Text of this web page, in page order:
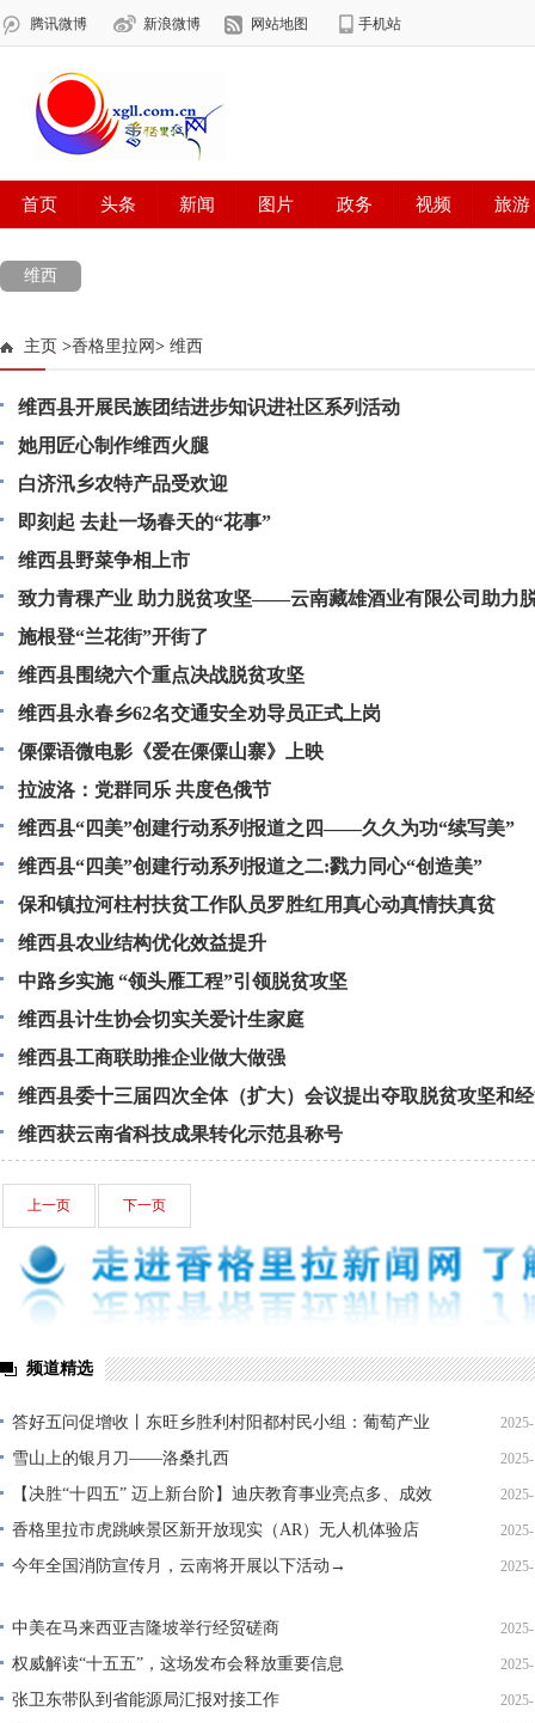
维西
主页 >香格里拉网 > 维西
维西县开展民族团结进步知识进社区系列活动
她用匠心制作维西火腿
白济汛乡农特产品受欢迎
即刻起 去赴一场春天的“花事”
维西县野菜争相上市
致力青稞产业 助力脱贫攻坚——云南藏雄酒业有限公司助力
作纪实
施根登“兰花街”开街了
维西县围绕六个重点决战脱贫攻坚
维西县永春乡62名交通安全劝导员正式上岗
傈僳语微电影《爱在傈僳山寨》上映
拉波洛：党群同乐 共度色俄节
维西县“四美”创建行动系列报道之四——久久为功“续写美”
维西县“四美”创建行动系列报道之二​:戮力同心“创造美”
保和镇拉河柱村扶贫工作队员罗胜红用真心动真情扶真贫
维西县农业结构优化效益提升
中路乡实施 “领头雁工程”引领脱贫攻坚
维西县计生协会切实关爱计生家庭
维西县工商联助推企业做大做强
维西县委十三届四次全体（扩大）会议提出夺取脱贫攻坚和
展全面胜利
维西获云南省科技成果转化示范县称号
上一页 下一页
频道精选
答好五问促增收丨东旺乡胜利村阳都村民小组：葡萄产业
铺就“甜蜜”增收路
雪山上的银月刀——洛桑扎西
【决胜“十四五” 迈上新台阶】迪庆教育事业亮点多、成效
显——培根铸魂育桃李
香格里拉市虎跳峡景区新开放现实（AR）无人机体验店
今年全国消防宣传月，云南将开展以下活动→
中美在马来西亚吉隆坡举行经贸磋商
权威解读“十五五”，这场发布会释放重要信息
张卫东带队到省能源局汇报对接工作